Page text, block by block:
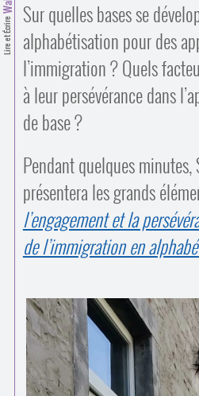
Lire et Écrire
Sur quelles bases se
alphabétisation pour des
l’immigration ? Quels
à leur persévérance dans
de base ?
Pendant quelques minutes,
présentera les grands
l’engagement et la
de l’immigration en